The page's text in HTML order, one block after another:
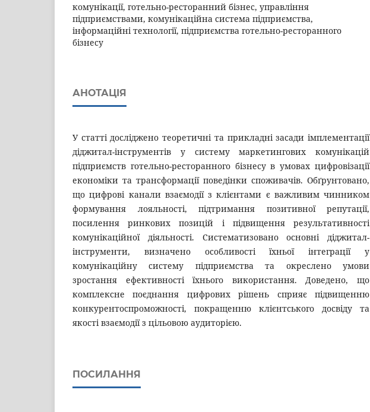
комунікації, готельно-ресторанний бізнес, управління
підприємствами, комунікаційна система підприємства,
інформаційні технології, підприємства готельно-ресторанного
бізнесу
АНОТАЦІЯ
У статті досліджено теоретичні та прикладні засади імплементації
діджитал-інструментів у систему маркетингових комунікацій
підприємств готельно-ресторанного бізнесу в умовах цифровізації
економіки та трансформації поведінки споживачів. Обґрунтовано,
що цифрові канали взаємодії з клієнтами є важливим чинником
формування лояльності, підтримання позитивної репутації,
посилення ринкових позицій і підвищення результативності
комунікаційної діяльності. Систематизовано основні діджитал-
інструменти, визначено особливості їхньої інтеграції у
комунікаційну систему підприємства та окреслено умови
зростання ефективності їхнього використання. Доведено, що
комплексне поєднання цифрових рішень сприяє підвищенню
конкурентоспроможності, покращенню клієнтського досвіду та
якості взаємодії з цільовою аудиторією.
ПОСИЛАННЯ